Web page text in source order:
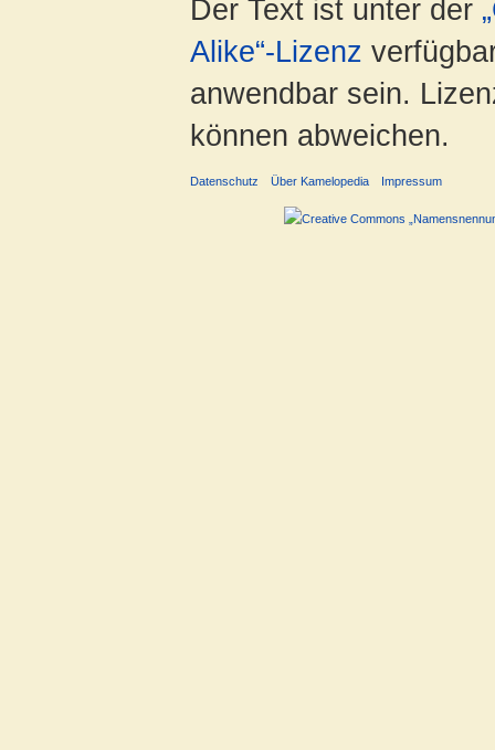
Der Text ist unter der
Alike“-Lizenz
anwendbar sein.
können abweichen.
Datenschutz Über Kamelopedia Impressum